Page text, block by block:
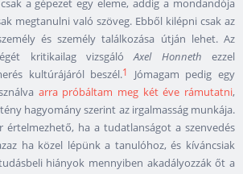
a gépezet egy eleme, addig a mondandója
megtanulni való szöveg. Ebből kilépni csak az
és személy találkozása útján lehet. Az
kritikailag vizsgálóAxel Honneth ezzel
kultúrájáról beszél.1
Jómagam pedig egy
arra próbáltam meg két éve rámutatni,
hagyomány szerint az irgalmasság munkája.
értelmezhető, ha a tudatlanságot a szenvedés
ha közel lépünk a tanulóhoz, és kíváncsiak
hiányok mennyiben akadályozzák őt a